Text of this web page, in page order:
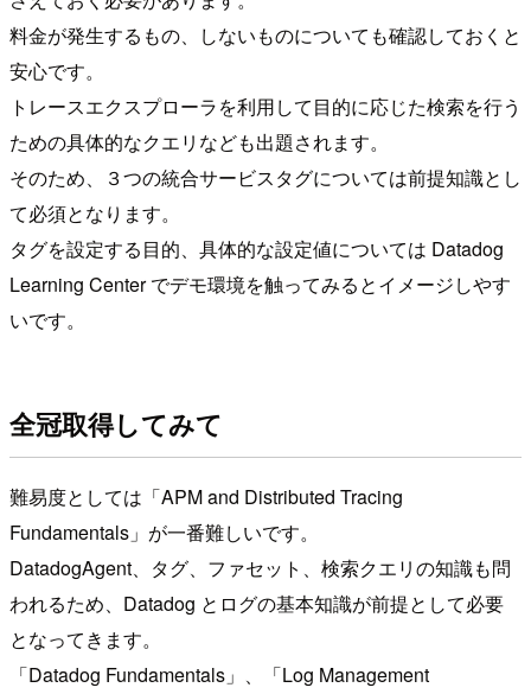
料金が発生するもの、しないものについても確認しておくと
安心です。
トレースエクスプローラを利用して目的に応じた検索を行う
ための具体的なクエリなども出題されます。
そのため、３つの統合サービスタグについては前提知識とし
て必須となります。
タグを設定する目的、具体的な設定値については Datadog
Learning Center でデモ環境を触ってみるとイメージしやす
いです。
全冠取得してみて
難易度としては「APM and Distributed Tracing
Fundamentals」が一番難しいです。
DatadogAgent、タグ、ファセット、検索クエリの知識も問
われるため、Datadog とログの基本知識が前提として必要
となってきます。
「Datadog Fundamentals」、「Log Management